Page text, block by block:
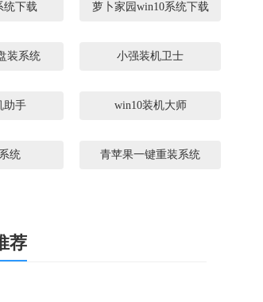
统下载 萝卜家园win10系统下载
装系统 小强装机卫士
助手 win10装机大师
统 青苹果一键重装系统
荐